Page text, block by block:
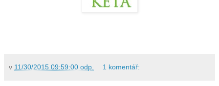
v 11/30/2015 09:59:00 odp. 1 komentář: